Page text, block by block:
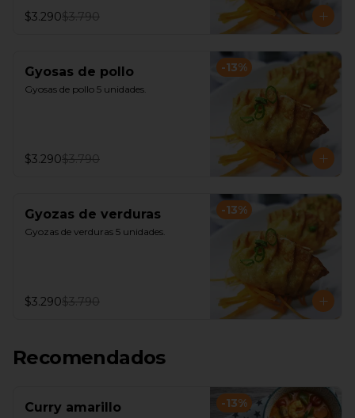
$3.290$3.790
-13%
Gyosas de pollo
Gyosas de pollo 5 unidades.
$3.290$3.790
-13%
Gyozas de verduras
Gyozas de verduras 5 unidades.
$3.290$3.790
Recomendados
-13%
Curry amarillo